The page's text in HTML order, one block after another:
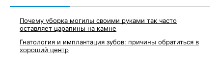
Почему уборка могилы своими руками так часто
оставляет царапины на камне
Гнатология и имплантация зубов: причины обратиться в
хороший центр